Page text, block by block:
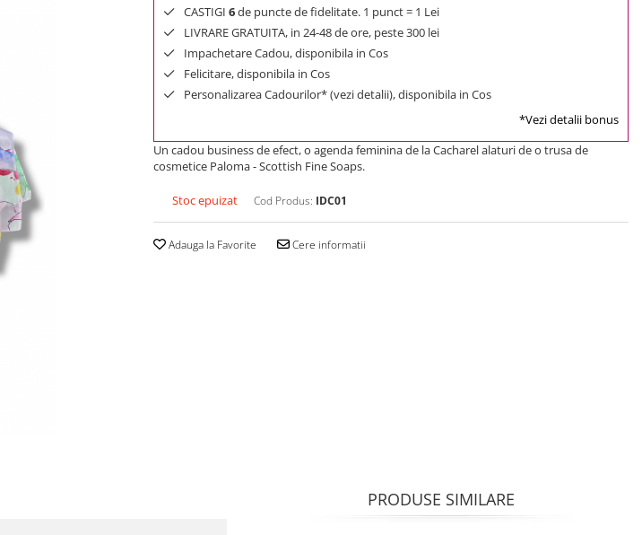
CASTIGI 6de puncte de fidelitate. 1 punct = 1 Lei
LIVRARE GRATUITA, in 24-48 de ore, peste 300 lei
Impachetare Cadou, disponibila in Cos
Felicitare, disponibila in Cos
Personalizarea Cadourilor* (vezi detalii), disponibila in Cos
*Vezi detalii bonus
Un cadou business de efect, o agenda feminina de la Cacharel alaturi de o trusa de
cosmetice Paloma -Scottish Fine Soaps.
Stoc epuizat Cod Produs: IDC01
Adauga la Favorite Cere informatii
PRODUSE SIMILARE